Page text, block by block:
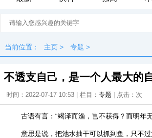
当前位置： 主页 > 专题 >
不透支自己，是一个人最大的
时间：2022-07-17 10:53 | 栏目： 专题 | 点击： 次
古语有言：“竭泽而渔，岂不获得？而明年
意思是说，把池水抽干可以抓到鱼，只不过